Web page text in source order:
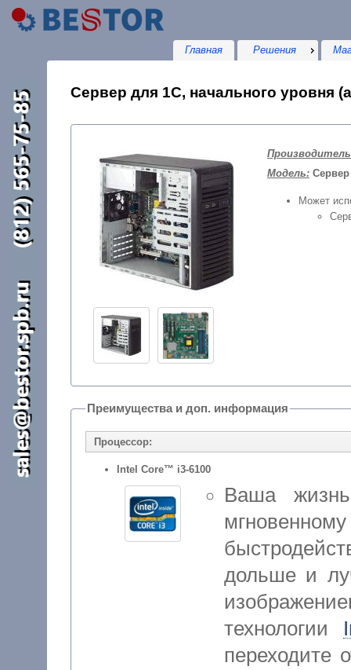
Главная Решения
Сервер для 1С, начального уровня
Модель:Сервер
Может
Преимущества и доп. информация
Процессор:
Intel Core™ i3-6100
Ваша
дольше и
технологии
переходите